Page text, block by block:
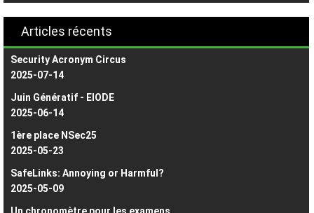
Articles récents
Security Acronym Circus
2025-07-14
Juin Génératif - EIODE
2025-06-14
1ère place NSec25
2025-05-23
SafeLinks: Annoying or Harmful?
2025-05-09